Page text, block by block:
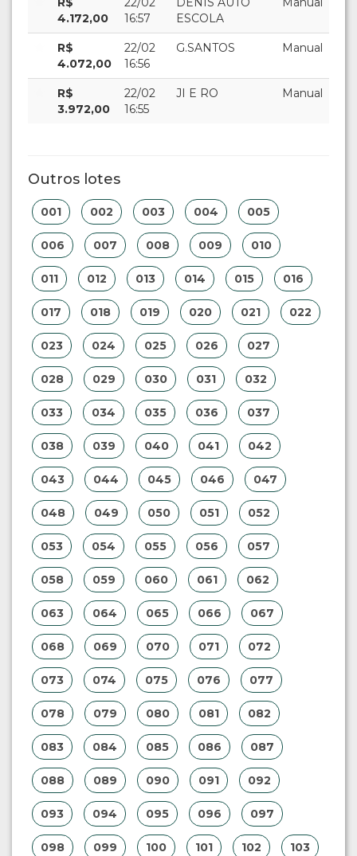
4.172,00
16:57
ESCOLA
R$
4.072,00
22/02
16:56
G.SANTOS Manual
R$
3.972,00
22/02
16:55
JI E RO Manual
Outros lotes
001 002 003 004 005
006 007 008 009 010
011 012 013 014 015 016
017 018 019 020 021 022
023 024 025 026 027
028 029 030 031 032
033 034 035 036 037
038 039 040 041 042
043 044 045 046 047
048 049 050 051 052
053 054 055 056 057
058 059 060 061 062
063 064 065 066 067
068 069 070 071 072
073 074 075 076 077
078 079 080 081 082
083 084 085 086 087
088 089 090 091 092
093 094 095 096 097
098 099 100 101 102 103